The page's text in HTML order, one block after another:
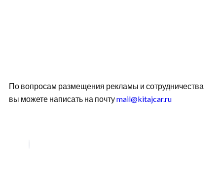
По вопросам размещения рекламы и сотрудничества
вы можете написать на почтуmail@kitajcar.ru